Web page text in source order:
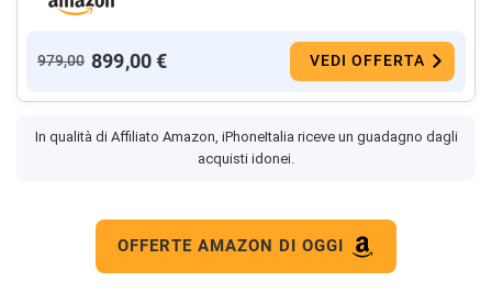
979,00 899,00 € VEDI OFFERTA
In qualità di Affiliato Amazon, iPhoneItalia riceve un guadagno dagli
acquisti idonei.
OFFERTE AMAZON DI OGGI